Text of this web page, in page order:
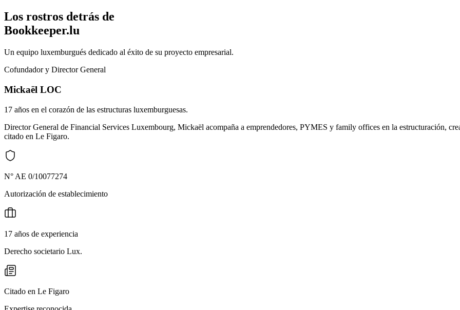
Los rostros detrás de
Bookkeeper.lu
Un equipo luxemburgués dedicado al éxito de su proyecto empresarial.
Cofundador y Director General
Mickaël LOC
17 años en el corazón de las estructuras luxemburguesas.
Director General de Financial Services Luxembourg, Mickaël acompaña a emprendedores, PYMES y family offices en la estructuración,
citado en Le Figaro.
N° AE 0/10077274
Autorización de establecimiento
17 años de experiencia
Derecho societario Lux.
Citado en Le Figaro